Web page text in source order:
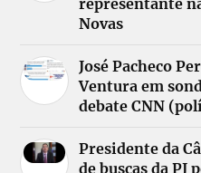
Novas
José Pacheco
Ventura em
debate CNN
Presidente da
de buscas da PJ